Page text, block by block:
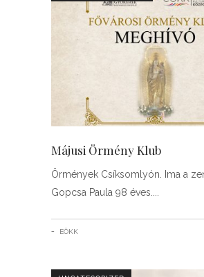
Májusi Örmény Klub
Örmények Csíksomlyón. Ima a
Gopcsa Paula 98 éves.
EÖKK